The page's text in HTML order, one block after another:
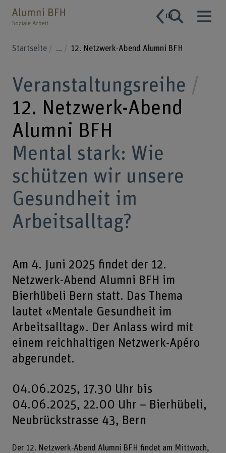
DE
Startseite ... 12. Netzwerk-Abend Alumni BFH
Veranstaltungsreihe
12. Netzwerk-Abend
Alumni BFH
Mental stark: Wie
schützen wir unsere
Gesundheit im
Arbeitsalltag?
Am 4. Juni 2025 findet der 12.
Netzwerk-Abend Alumni BFH im
Bierhübeli Bern statt. Das Thema
lautet «Mentale Gesundheit im
Arbeitsalltag». Der Anlass wird mit
einem reichhaltigen Netzwerk-Apéro
abgerundet.
04.06.2025, 17.30 Uhr bis
04.06.2025, 22.00 Uhr – Bierhübeli,
Neubrückstrasse 43, Bern
Der 12. Netzwerk-Abend Alumni BFH findet am Mittwoch,